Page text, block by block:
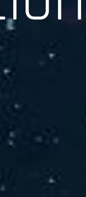
をご提供します